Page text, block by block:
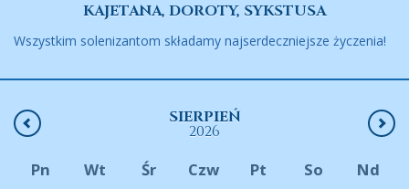
KAJETANA, DOROTY, SYKSTUSA
Wszystkim solenizantom składamy najserdeczniejsze życzenia!
SIERPIEŃ
2026
Pn Wt Śr Czw Pt So Nd